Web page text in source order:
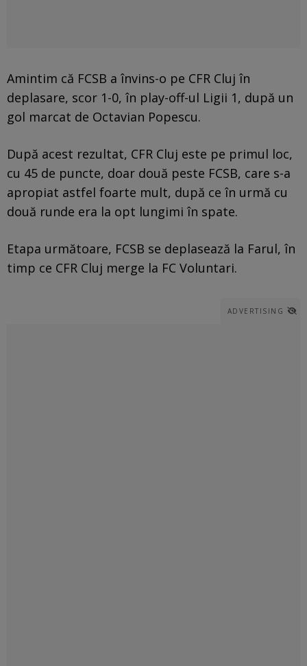
Amintim că FCSB a învins-o pe CFR Cluj în
deplasare, scor 1-0, în play-off-ul Ligii 1, după un
gol marcat de Octavian Popescu.
După acest rezultat, CFR Cluj este pe primul loc,
cu 45 de puncte, doar două peste FCSB, care s-a
apropiat astfel foarte mult, după ce în urmă cu
două runde era la opt lungimi în spate.
Etapa următoare, FCSB se deplasează la Farul, în
timp ce CFR Cluj merge la FC Voluntari.
ADVERTISING